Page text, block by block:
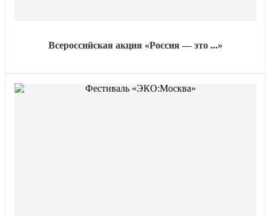
Всероссийская акция «Россия — это ...»